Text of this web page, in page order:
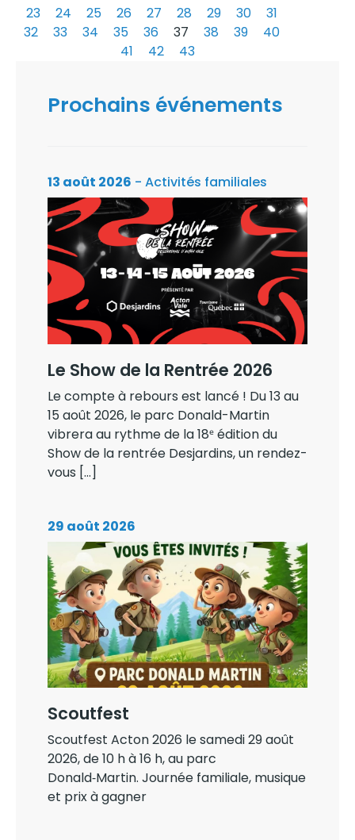
23
24 25 26 27 28 29 30
31
32
33 34 35 36 37 38 39
40
41
42 43
Prochains événements
13 août 2026 - Activités familiales
Le Show de la Rentrée 2026
Le compte à rebours est lancé ! Du 13 au
15 août 2026, le parc Donald-Martin
vibrera au rythme de la 18ᵉ édition du
Show de la rentrée Desjardins, un rendez-
vous […]
29 août 2026
Scoutfest
Scoutfest Acton 2026 le samedi 29 août
2026, de 10 h à 16 h, au parc
Donald‑Martin. Journée familiale, musique
et prix à gagner